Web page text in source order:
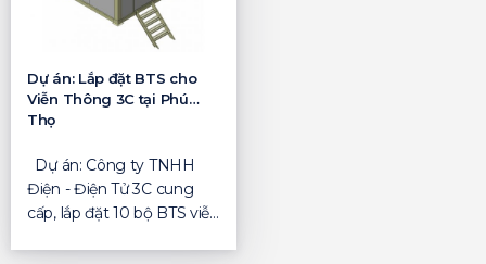
Dự án: Lắp đặt BTS cho
Viễn Thông 3C tại Phú
Thọ
Dự án: Công ty TNHH
Điện - Điện Tử 3C cung
cấp, lắp đặt 10 bộ BTS viễn